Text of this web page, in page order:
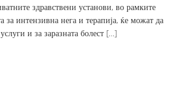
здравствени установи, во рамките
за интензивна нега и терапија, ќе можат да
и за заразната болест […]